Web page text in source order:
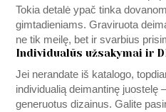
Tokia detalė ypač tinka
gimtadieniams. Graviruota
ne tik meilę, bet ir svarbius
Individualūs užsakymai ir
Jei nerandate iš katalogo,
individualią deimantinę juostelę
generuotus dizainus. Galite